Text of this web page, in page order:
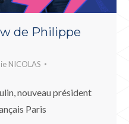
de Philippe
NICOLAS
nouveau président
Paris